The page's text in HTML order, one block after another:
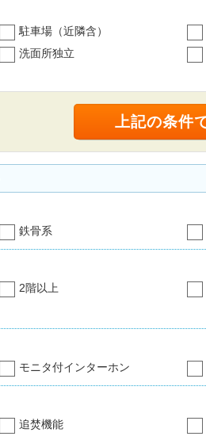
駐車場（近隣含）
洗面所独立
鉄骨系
2階以上
モニタ付インターホン
追焚機能